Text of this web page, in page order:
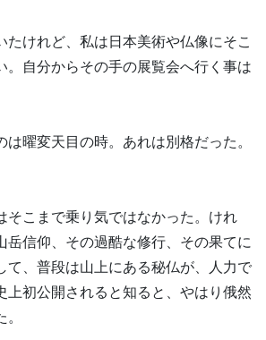
たけれど、私は日本美術や仏像にそこ
。自分からその手の展覧会へ行く事は
は曜変天目の時。あれは別格だった。
そこまで乗り気ではなかった。けれ
岳信仰、その過酷な修行、その果てに
て、普段は山上にある秘仏が、人力で
上初公開されると知ると、やはり俄然